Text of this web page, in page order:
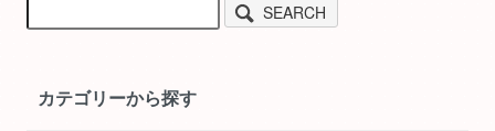
SEARCH
カテゴリーから探す